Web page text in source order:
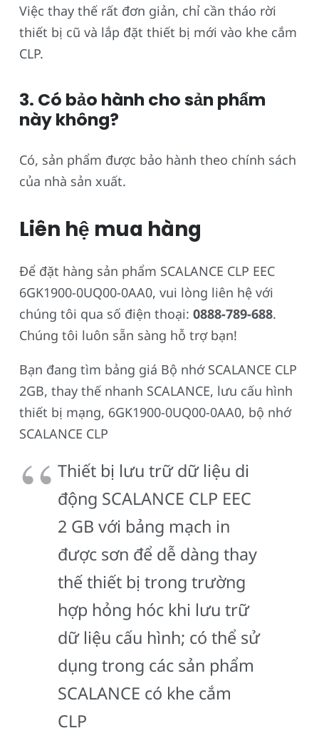
Việc thay thế rất đơn giản, chỉ cần tháo rời
thiết bị cũ và lắp đặt thiết bị mới vào khe cắm
CLP.
3. Có bảo hành cho sản phẩm
này không?
Có, sản phẩm được bảo hành theo chính sách
của nhà sản xuất.
Liên hệ mua hàng
Để đặt hàng sản phẩm SCALANCE CLP EEC
6GK1900-0UQ00-0AA0, vui lòng liên hệ với
chúng tôi qua số điện thoại: 0888-789-688.
Chúng tôi luôn sẵn sàng hỗ trợ bạn!
Bạn đang tìm bảng giá Bộ nhớ SCALANCE CLP
2GB, thay thế nhanh SCALANCE, lưu cấu hình
thiết bị mạng, 6GK1900-0UQ00-0AA0, bộ nhớ
SCALANCE CLP
Thiết bị lưu trữ dữ liệu di
động SCALANCE CLP EEC
2 GB với bảng mạch in
được sơn để dễ dàng thay
thế thiết bị trong trường
hợp hỏng hóc khi lưu trữ
dữ liệu cấu hình; có thể sử
dụng trong các sản phẩm
SCALANCE có khe cắm
CLP